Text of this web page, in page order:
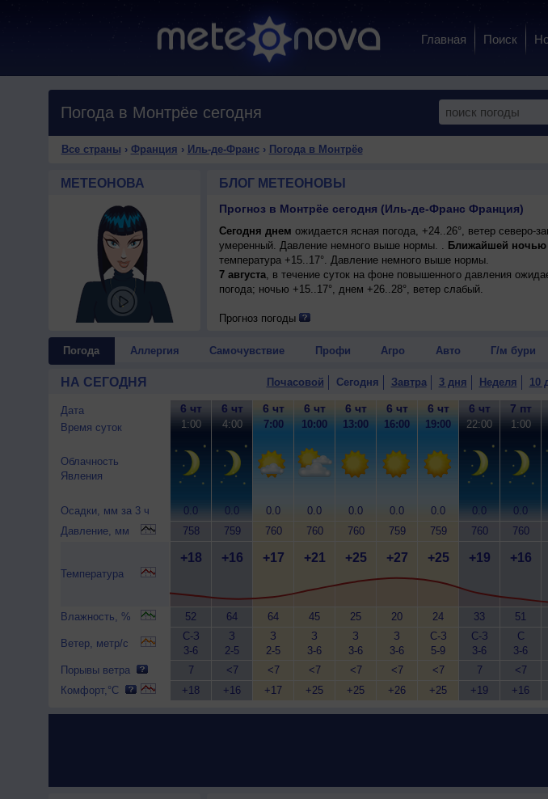
Главная Поиск
Погода в Монтрёе сегодня
Все страны › Франция › Иль-де-Франс› Погода в Монтрёе
МЕТЕОНОВА БЛОГ МЕТЕОНОВЫ
Прогноз в Монтрёе сегодня (Иль-де-Франс Франция)
Сегодня днем ожидается ясная погода, +24..26°, ветер северо-
умеренный. Давление немного выше нормы. . Ближайшей ночью
температура +15..17°. Давление немного выше нормы.
7 августа, в течение суток на фоне повышенного давления
погода; ночью +15..17°, днем +26..28°, ветер слабый.
Прогноз погоды
Погода Аллергия Самочувствие Профи Агро Авто Г/м бури
НА СЕГОДНЯ Почасовой Сегодня Завтра 3 дня Неделя 10
Дата
Время суток
Облачность
Явления
Осадки, мм за 3 ч
Давление, мм
Температура
Влажность, %
Ветер, метр/с
Порывы ветра
Комфорт,°C
6 чт
1:00
0.0
758
+18
52
С-З
3-6
7
+18
6 чт
4:00
0.0
759
+16
64
З
2-5
<7
+16
6 чт
7:00
0.0
760
+17
64
З
2-5
<7
+17
6 чт
10:00
0.0
760
+21
45
З
3-6
<7
+25
6 чт
13:00
0.0
760
+25
25
З
3-6
<7
+25
6 чт
16:00
0.0
759
+27
20
З
3-6
<7
+26
6 чт
19:00
0.0
759
+25
24
С-З
5-9
<7
+25
6 чт
22:00
0.0
760
+19
33
С-З
3-6
7
+19
7 пт
1:00
0.0
760
+16
51
С
3-6
<7
+16